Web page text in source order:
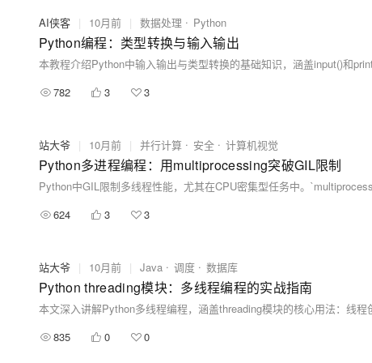
AI侠客 | 10月前 | 数据处理 Python
Python编程：类型转换与输入输出
782
3 3
站大爷 | 10月前 | 并行计算 安全 计算机视觉
Python多进程编程：用multiprocessing突破GIL限制
624
3 3
站大爷 | 10月前 | Java 调度 数据库
Python threading模块：多线程编程的实战指南
835
0 0